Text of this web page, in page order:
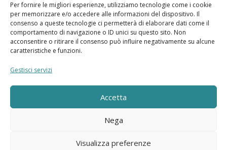
Per fornire le migliori esperienze, utilizziamo tecnologie come i cookie
per memorizzare e/o accedere alle informazioni del dispositivo. Il
consenso a queste tecnologie ci permetterà di elaborare dati come il
comportamento di navigazione o ID unici su questo sito. Non
acconsentire o ritirare il consenso può influire negativamente su alcune
caratteristiche e funzioni.
Gestisci servizi
Accetta
Nega
Visualizza preferenze
Indirizzi
Metodi di pagamento
Dettagli account
Lista dei desideri
Realizzato da